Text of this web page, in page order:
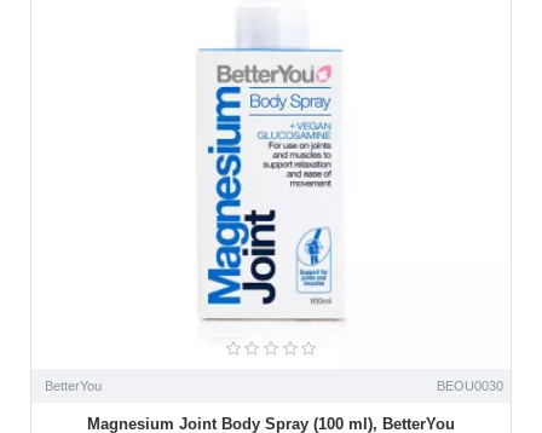
BetterYou BEOU0030
Magnesium Joint Body Spray (100 ml), BetterYou